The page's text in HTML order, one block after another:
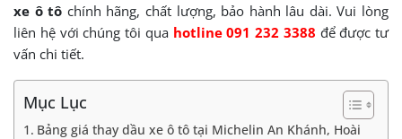
xe ô tô chính hãng, chất lượng, bảo hành lâu dài. Vui lòng
liên hệ với chúng tôi qua hotline 091 232 3388 để được tư
vấn chi tiết.
Mục Lục
Bảng giá thay dầu xe ô tô tại Michelin An Khánh, Hoài